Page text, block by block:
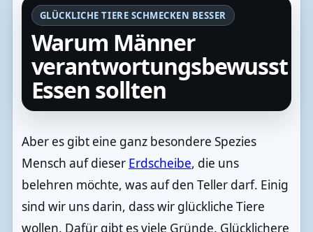
GLÜCKLICHE TIERE SCHMECKEN BESSER
Warum Männer
verantwortungsbewusst
Essen sollten
Aber es gibt eine ganz besondere Spezies
Mensch auf dieser Erdscheibe, die uns
belehren möchte, was auf den Teller darf. Einig
sind wir uns darin, dass wir glückliche Tiere
wollen. Dafür gibt es viele Gründe. Glücklichere